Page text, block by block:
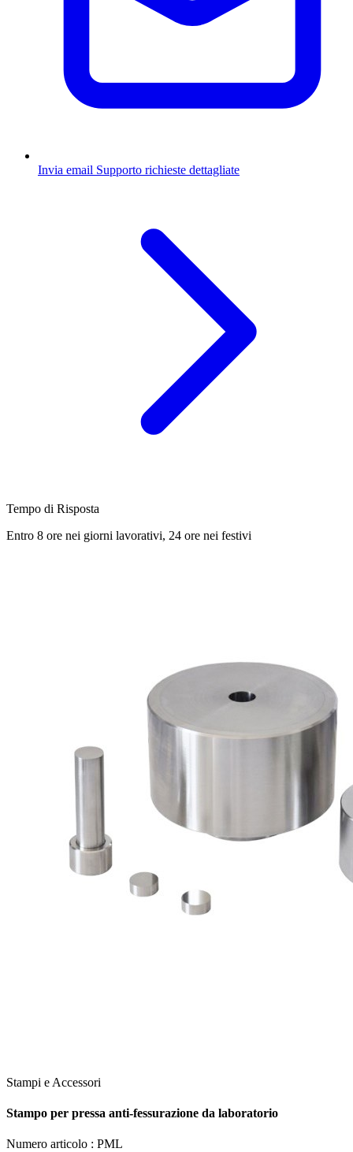
Invia email Supporto richieste dettagliate
Tempo di Risposta
Entro 8 ore nei giorni lavorativi, 24 ore nei festivi
Stampi e Accessori
Stampo per pressa anti-fessurazione da laboratorio
Numero articolo : PML